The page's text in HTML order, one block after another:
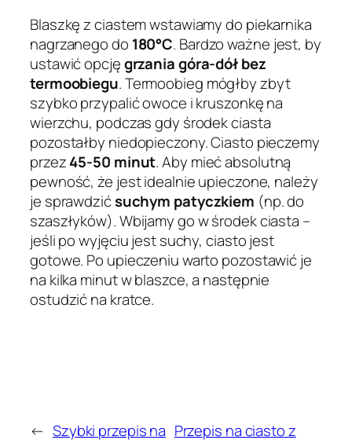
Blaszkę z ciastem wstawiamy do piekarnika
nagrzanego do 180°C. Bardzo ważne jest, by
ustawić opcjęgrzania góra-dół bez
termoobiegu. Termoobieg mógłby zbyt
szybko przypalić owoce i kruszonkę na
wierzchu, podczas gdy środek ciasta
pozostałby niedopieczony. Ciasto pieczemy
przez45-50 minut. Aby mieć absolutną
pewność, że jest idealnie upieczone, należy
je sprawdzićsuchym patyczkiem (np. do
szaszłyków). Wbijamy go w środek ciasta –
jeśli po wyjęciu jest suchy, ciasto jest
gotowe. Po upieczeniu warto pozostawić je
na kilka minut w blaszce, a następnie
ostudzić na kratce.
← Szybki przepis na Przepis na ciasto z